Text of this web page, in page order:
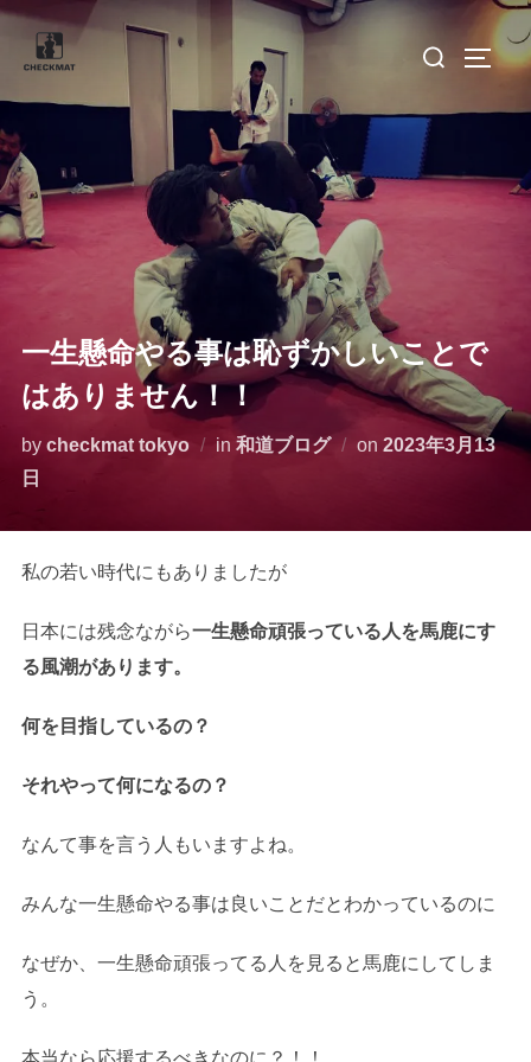
コ
ツ
へ
ス
キ
索
象:
サイ
一生懸命やる事は恥ずかしいことで
はありません！！
by checkmat tokyo in 和道ブログ on 投
2023年3月13
日
私の若い時代にもありましたが
日本には残念ながら一生懸命頑張っている人を馬鹿にす
る風潮があります。
何を目指しているの？
それやって何になるの？
なんて事を言う人もいますよね。
みんな一生懸命やる事は良いことだとわかっているのに
なぜか、一生懸命頑張ってる人を見ると馬鹿にしてしま
う。
本当なら応援するべきなのに？！！